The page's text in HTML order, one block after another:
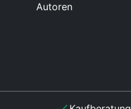
Autoren